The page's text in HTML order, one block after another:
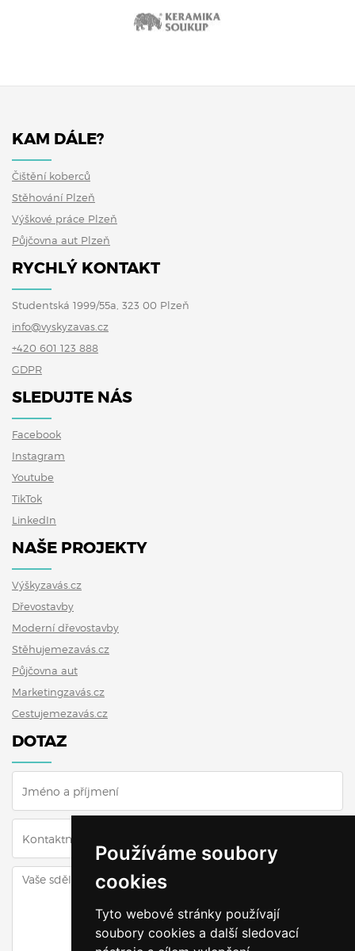
Používáme soubory
cookies
Tyto webové stránky používají
soubory cookies a další sledovací
KAM DÁLE?
Čištění koberců
Stěhování Plzeň
Výškové práce Plzeň
Půjčovna aut Plzeň
RYCHLÝ KONTAKT
Studentská 1999/55a, 323 00 Plzeň
info@vyskyzavas.cz
+420 601 123 888
GDPR
SLEDUJTE NÁS
Facebook
Instagram
Youtube
TikTok
LinkedIn
NAŠE PROJEKTY
Výškyzavás.cz
Dřevostavby
Moderní dřevostavby
Stěhujemezavás.cz
Půjčovna aut
Marketingzavás.cz
Cestujemezavás.cz
DOTAZ